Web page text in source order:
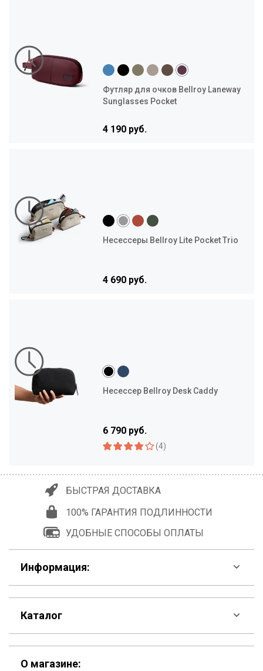
Футляр для очков Bellroy Laneway
Sunglasses Pocket
4 190 руб.
Несессеры Bellroy Lite Pocket Trio
4 690 руб.
Несессер Bellroy Desk Caddy
6 790 руб.
(4)
БЫСТРАЯ ДОСТАВКА
100% ГАРАНТИЯ ПОДЛИННОСТИ
УДОБНЫЕ СПОСОБЫ ОПЛАТЫ
Информация:
F.A.Q
Контакты
Шоурум
Каталог
Скидки
О магазине: